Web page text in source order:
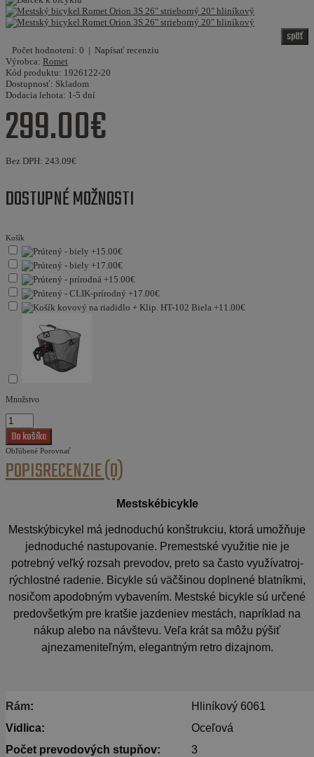
späť
Počet hodnotení: 0 | Napísať recenziu
Výrobca: Romet
Kód produktu: 1926122-20
Dostupnosť: Skladom
Dodacia lehota: 1-5 dní
299.00€
Bez DPH: 243.09€
DOSTUPNÉ MOŽNOSTI
Košík
Množstvo
Obľúbené Porovnať
POPISRECENZIE (0)
Mestskébicykle
Mestskýbicykel má jednoduchú konštrukciu, ktorá umožňuje
jednoduché nastupovanie. Premestské využitie nie je
potrebný veľký rozsah prevodov, preto sa často využívatroj-
rýchlostné radenie. Bicykle sú väčšinou doplnené blatníkmi,
nosičom apodobným vybavením. Mestské bicykle sú určené
predovšetkým pre kratšie jazdeniev mestách, napríklad na
nákup alebo na návštevu. Veľa krát sa môžu pýšiť
ajnezameniteľným, elegantným retro dizajnom.
Rám:
Hliníkový 6061
Vidlica:
Oceľová
Počet prevodových stupňov:
3